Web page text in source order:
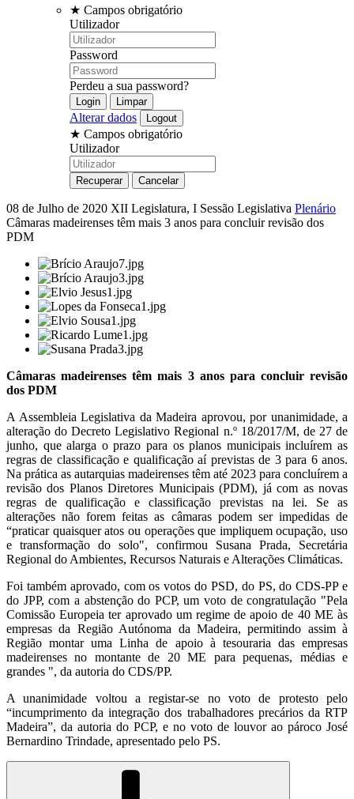
★ Campos obrigatório
Utilizador
Password
Perdeu a sua password?
Alterar dados
★ Campos obrigatório
Utilizador
08 de Julho de 2020 XII Legislatura, I Sessão Legislativa Plenário
Câmaras madeirenses têm mais 3 anos para concluir revisão dos
PDM
Câmaras madeirenses têm mais 3 anos para concluir revisão
dos PDM
A Assembleia Legislativa da Madeira aprovou, por unanimidade, a
alteração do Decreto Legislativo Regional n.º 18/2017/M, de 27 de
junho, que alarga o prazo para os planos municipais incluírem as
regras de classificação e qualificação aí previstas de 3 para 6 anos.
Na prática as autarquias madeirenses têm até 2023 para concluírem a
revisão dos Planos Diretores Municipais (PDM), já com as novas
regras de qualificação e classificação previstas na lei. Se as
alterações não forem feitas as câmaras podem ser impedidas de
“praticar quaisquer atos ou operações que impliquem ocupação, uso
e transformação do solo", confirmou Susana Prada, Secretária
Regional do Ambientes, Recursos Naturais e Alterações Climáticas.
Foi também aprovado, com os votos do PSD, do PS, do CDS-PP e
do JPP, com a abstenção do PCP, um voto de congratulação "Pela
Comissão Europeia ter aprovado um regime de apoio de 40 ME às
empresas da Região Autónoma da Madeira, permitindo assim à
Região montar uma Linha de apoio à tesouraria das empresas
madeirenses no montante de 20 ME para pequenas, médias e
grandes ", da autoria do CDS/PP.
A unanimidade voltou a registar-se no voto de protesto pelo
“incumprimento da integração dos trabalhadores precários da RTP
Madeira”, da autoria do PCP, e no voto de louvor ao pároco José
Bernardino Trindade, apresentado pelo PS.